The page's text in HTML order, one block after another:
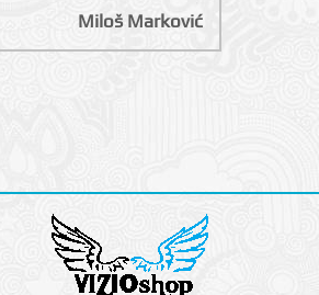
Miloš Marković